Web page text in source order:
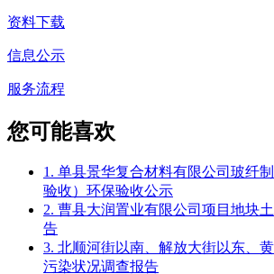
资料下载
信息公示
服务流程
您可能喜欢
1. 单县景华复合材料有限公司玻纤
验收）环保验收公示
2. 曹县大润置业有限公司项目地块
告
3. 北顺河街以南、解放大街以东、
污染状况调查报告